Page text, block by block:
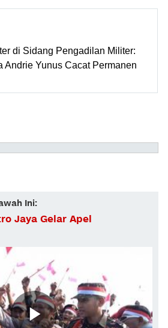
di Sidang Pengadilan Militer:
Andrie Yunus Cacat Permanen
Ini:
Jaya Gelar Apel